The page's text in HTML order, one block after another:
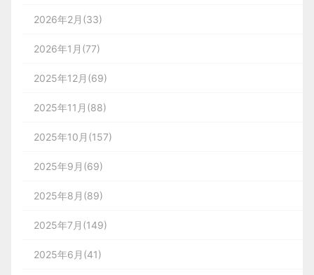
2026年2月(33)
2026年1月(77)
2025年12月(69)
2025年11月(88)
2025年10月(157)
2025年9月(69)
2025年8月(89)
2025年7月(149)
2025年6月(41)